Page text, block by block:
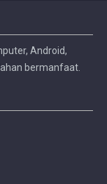
Android,
bermanfaat.